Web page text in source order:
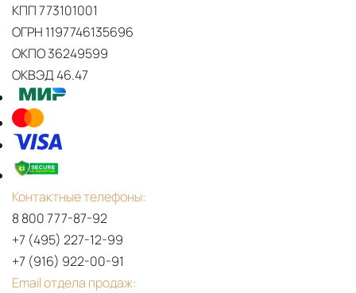
КПП 773101001
ОГРН 1197746135696
ОКПО 36249599
ОКВЭД 46.47
Контактные телефоны:
8 800 777-87-92
+7 (495) 227-12-99
+7 (916) 922-00-91
Email отдела продаж: